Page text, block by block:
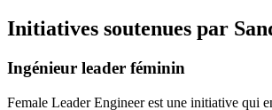
Initiatives soutenues par
Ingénieur leader féminin
Female Leader Engineer est une initiative qui